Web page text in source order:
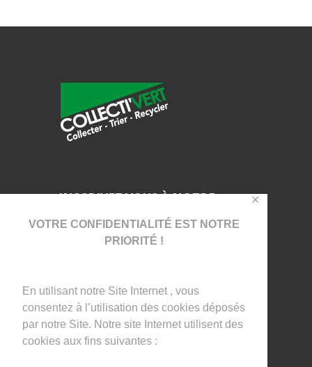
VOTRE CONFIDENTIALITÉ EST NOTRE
PRIORITÉ !
En utilisant notre Site Internet , vous
consentez à l’utilisation des cookies déposés
par notre Site. Notre site Internet utilisent des
cookies aux fins suivantes :
✕
INSCRIVEZ VOUS À NOTRE
collected and stored.